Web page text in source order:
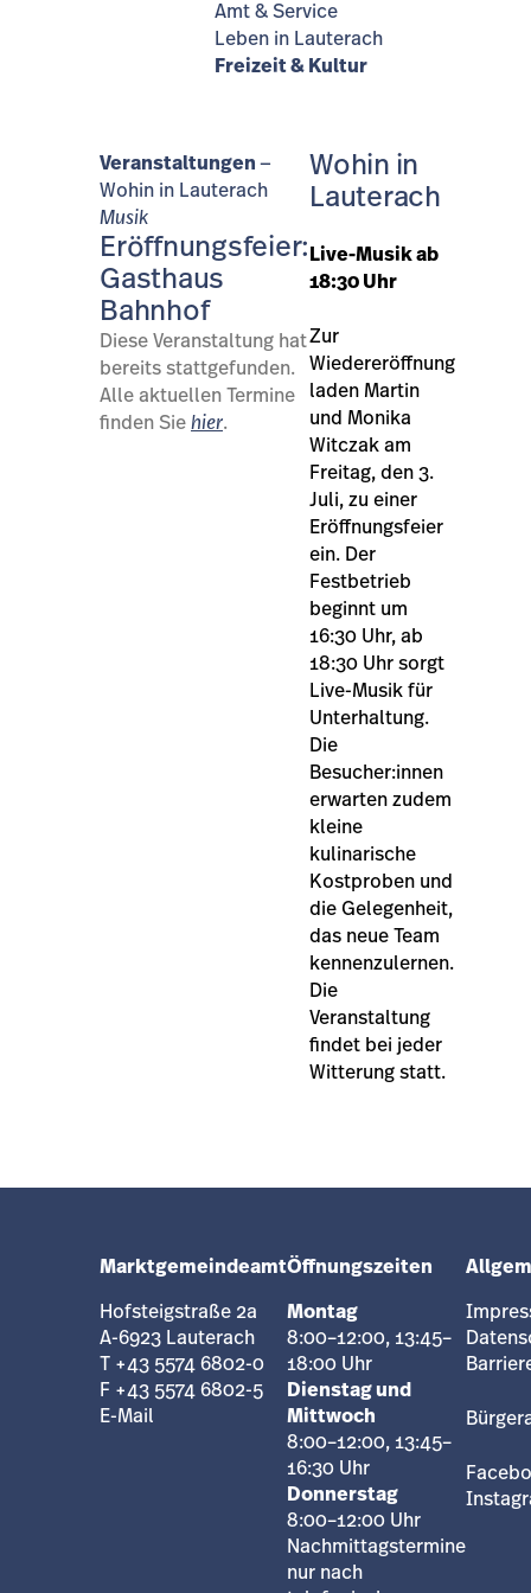
Amt & Service
Leben in Lauterach
Freizeit & Kultur
Veranstaltungen
Wohin in Lauterach
Musik
Eröffnungsfeier:
Gasthaus
Bahnhof
Diese Veranstaltung hat
bereits stattgefunden.
Alle aktuellen Termine
finden Sie hier.
Wohin in
Lauterach
Live-Musik ab
18:30 Uhr
Zur
Wiedereröffnung
laden Martin
und Monika
Witczak am
Freitag, den 3.
Juli, zu einer
Eröffnungsfeier
ein. Der
Festbetrieb
beginnt um
16:30 Uhr, ab
18:30 Uhr sorgt
Live-Musik für
Unterhaltung.
Die
Besucher:innen
erwarten zudem
kleine
kulinarische
Kostproben und
die Gelegenheit,
das neue Team
kennenzulernen.
Die
Veranstaltung
findet bei jeder
Witterung statt.
Marktgemeindeamt
Hofsteigstraße 2a
A-6923 Lauterach
T +43 5574 6802-0
F +43 5574 6802-5
E-Mail
Öffnungszeiten
Montag
8:00–12:00, 13:45–
18:00 Uhr
Dienstag und
Mittwoch
8:00–12:00, 13:45–
16:30 Uhr
Donnerstag
8:00–12:00 Uhr
Nachmittagstermine
nur nach